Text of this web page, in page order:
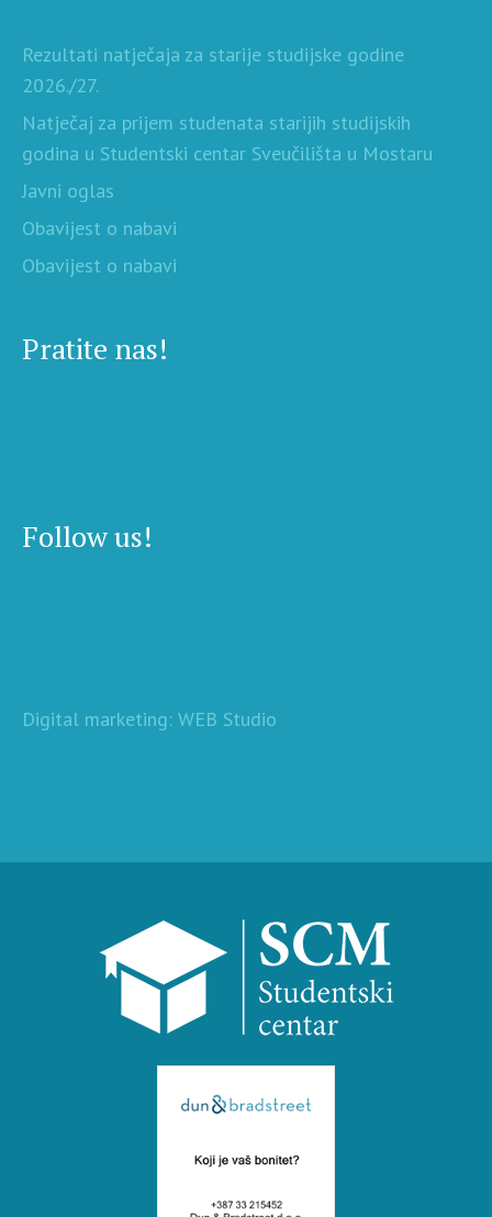
Rezultati natječaja za starije studijske godine
2026./27.
Natječaj za prijem studenata starijih studijskih
godina u Studentski centar Sveučilišta u Mostaru
Javni oglas
Obavijest o nabavi
Obavijest o nabavi
Pratite nas!
Follow us!
Digital marketing: WEB Studio